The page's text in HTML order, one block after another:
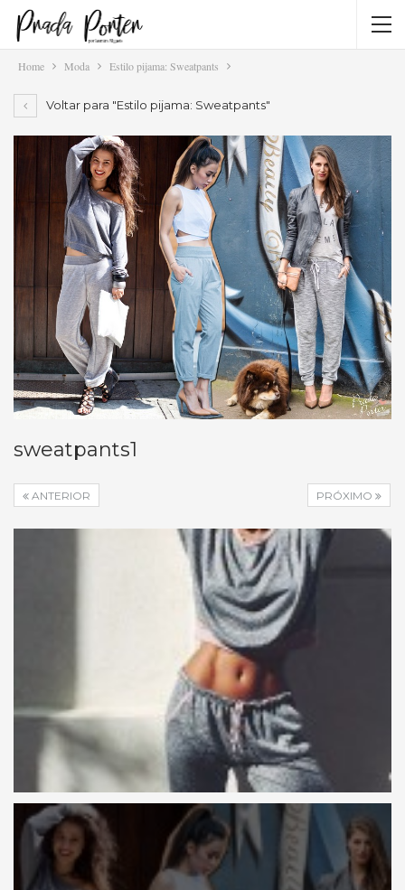
Home Moda Estilo pijama: Sweatpants
Voltar para "Estilo pijama: Sweatpants"
sweatpants1
PRÓXIMO
ANTERIOR